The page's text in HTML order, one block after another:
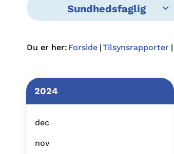
Sundhedsfaglig
Du er her: Forside Tilsynsrapporter
2024
dec
nov